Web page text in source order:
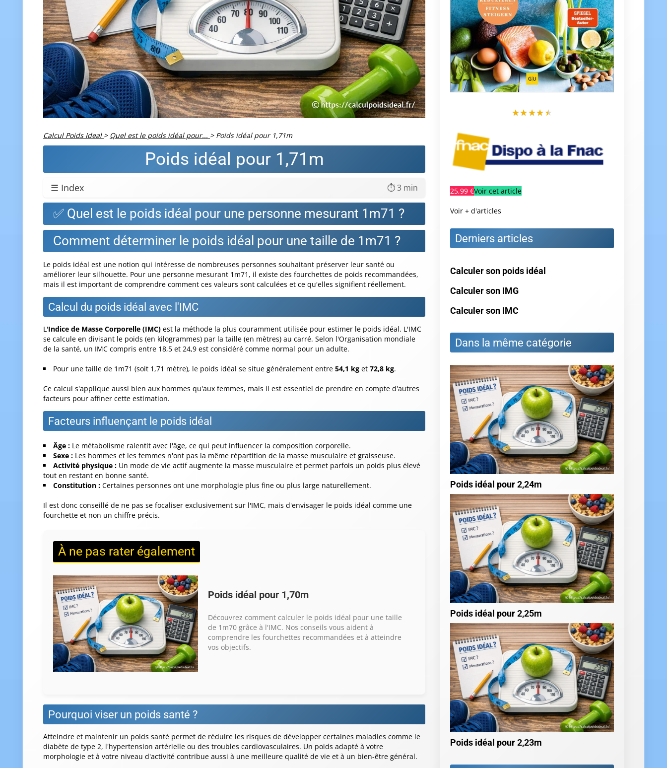
Calcul Poids Ideal > Quel est le poids idéal pour... > Poids idéal pour 1,71m
Poids idéal pour 1,71m
☰ Index ⏱️ 3 min
✅ Quel est le poids idéal pour une personne mesurant 1m71 ?
Comment déterminer le poids idéal pour une taille de 1m71 ?
Le poids idéal est une notion qui intéresse de nombreuses personnes souhaitant préserver leur santé ou
améliorer leur silhouette. Pour une personne mesurant 1m71, il existe des fourchettes de poids recommandées,
mais il est important de comprendre comment ces valeurs sont calculées et ce qu'elles signifient réellement.
Calcul du poids idéal avec l'IMC
L'Indice de Masse Corporelle (IMC) est la méthode la plus couramment utilisée pour estimer le poids idéal. L'IMC
se calcule en divisant le poids (en kilogrammes) par la taille (en mètres) au carré. Selon l'Organisation mondiale
de la santé, un IMC compris entre 18,5 et 24,9 est considéré comme normal pour un adulte.
Pour une taille de 1m71 (soit 1,71 mètre), le poids idéal se situe généralement entre 54,1 kg et 72,8 kg.
Ce calcul s'applique aussi bien aux hommes qu'aux femmes, mais il est essentiel de prendre en compte d'autres
facteurs pour affiner cette estimation.
Facteurs influençant le poids idéal
Âge : Le métabolisme ralentit avec l'âge, ce qui peut influencer la composition corporelle.
Sexe : Les hommes et les femmes n'ont pas la même répartition de la masse musculaire et graisseuse.
Activité physique : Un mode de vie actif augmente la masse musculaire et permet parfois un poids plus élevé
tout en restant en bonne santé.
Constitution : Certaines personnes ont une morphologie plus fine ou plus large naturellement.
Il est donc conseillé de ne pas se focaliser exclusivement sur l'IMC, mais d'envisager le poids idéal comme une
fourchette et non un chiffre précis.
À ne pas rater également
Poids idéal pour 1,70m
Découvrez comment calculer le poids idéal pour une taille
de 1m70 grâce à l'IMC. Nos conseils vous aident à
comprendre les fourchettes recommandées et à atteindre
vos objectifs.
Pourquoi viser un poids santé ?
Atteindre et maintenir un poids santé permet de réduire les risques de développer certaines maladies comme le
diabète de type 2, l'hypertension artérielle ou des troubles cardiovasculaires. Un poids adapté à votre
morphologie et à votre niveau d'activité contribue aussi à une meilleure qualité de vie et à un bien-être général.
★★★★★
25,99 €Voir cet article
Voir + d'articles
Derniers articles
Calculer son poids idéal
Calculer son IMG
Calculer son IMC
Dans la même catégorie
Poids idéal pour 2,24m
Poids idéal pour 2,25m
Poids idéal pour 2,23m